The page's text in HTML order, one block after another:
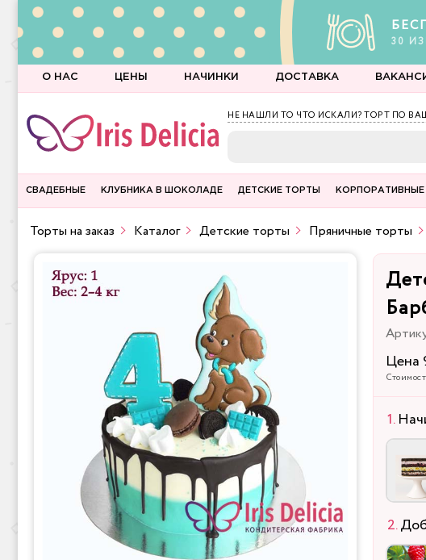
30
О НАС ЦЕНЫ НАЧИНКИ ДОСТАВКА
НЕ НАШЛИ ТО ЧТО ИСКАЛИ? ТОРТ ПО
СВАДЕБНЫЕ КЛУБНИКА В ШОКОЛАДЕ ДЕТСКИЕ ТОРТЫ КОРПОРАТИВНЫЕ
Торты на заказ Каталог Детские торты Пряничные торты
Цена